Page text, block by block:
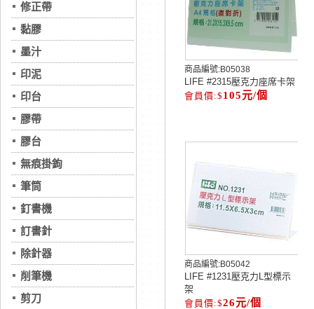
修正帶
黏膠
墨汁
印泥
印台
膠帶
膠台
無痕掛鉤
筆筒
釘書機
訂書針
除針器
削筆機
剪刀
商品編號:B05038
LIFE #2315壓克力座席卡架
105元/個
商品編號:B05042
LIFE #1231壓克力L型標示
架
26元/個